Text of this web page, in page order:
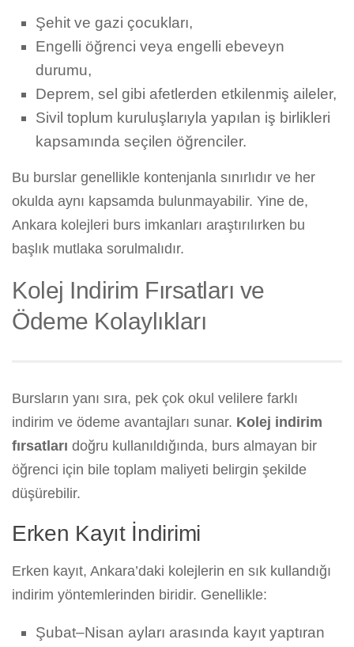
Şehit ve gazi çocukları,
Engelli öğrenci veya engelli ebeveyn
durumu,
Deprem, sel gibi afetlerden etkilenmiş aileler,
Sivil toplum kuruluşlarıyla yapılan iş birlikleri
kapsamında seçilen öğrenciler.
Bu burslar genellikle kontenjanla sınırlıdır ve her
okulda aynı kapsamda bulunmayabilir. Yine de,
Ankara kolejleri burs imkanları araştırılırken bu
başlık mutlaka sorulmalıdır.
Kolej Indirim Fırsatları ve
Ödeme Kolaylıkları
Bursların yanı sıra, pek çok okul velilere farklı
indirim ve ödeme avantajları sunar. Kolej indirim
fırsatları doğru kullanıldığında, burs almayan bir
öğrenci için bile toplam maliyeti belirgin şekilde
düşürebilir.
Erken Kayıt İndirimi
Erken kayıt, Ankara’daki kolejlerin en sık kullandığı
indirim yöntemlerinden biridir. Genellikle:
Şubat–Nisan ayları arasında kayıt yaptıran